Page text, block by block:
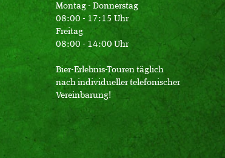
Montag - Donnerstag
08:00 - 17:15 Uhr
Freitag
08:00 - 14:00 Uhr
Bier-Erlebnis-Touren täglich
nach individueller telefonischer
Vereinbarung!